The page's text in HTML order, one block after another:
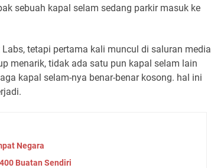
sebuah kapal selam sedang parkir masuk ke
tetapi pertama kali muncul di saluran media
menarik, tidak ada satu pun kapal selam lain
kapal selam-nya benar-benar kosong. hal ini
Negara
Buatan Sendiri